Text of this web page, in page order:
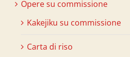
Opere su commissione
Kakejiku su commissione
Carta di riso